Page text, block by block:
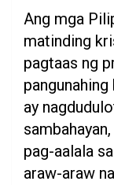
Ang mga
matinding
pagtaas ng
ay
pag-aalala
araw-araw